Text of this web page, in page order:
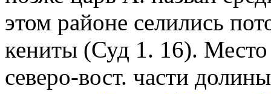
этом районе селились
кениты (Суд 1. 16).
северо-вост. части